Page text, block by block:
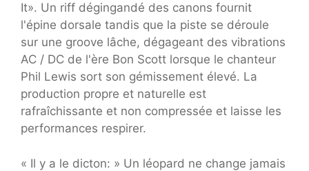
It». Un riff dégingandé des canons fournit
l'épine dorsale tandis que la piste se déroule
sur une groove lâche, dégageant des vibrations
AC / DC de l'ère Bon Scott lorsque le chanteur
Phil Lewis sort son gémissement élevé. La
production propre et naturelle est
rafraîchissante et non compressée et laisse les
performances respirer.
« Il y a le dicton: » Un léopard ne change jamais